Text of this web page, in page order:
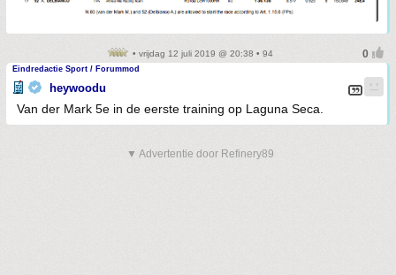
• vrijdag 12 juli 2019 @ 20:38 • 94
Eindredactie Sport / Forummod
heywoodu
Van der Mark 5e in de eerste training op Laguna Seca.
▼ Advertentie door Refinery89